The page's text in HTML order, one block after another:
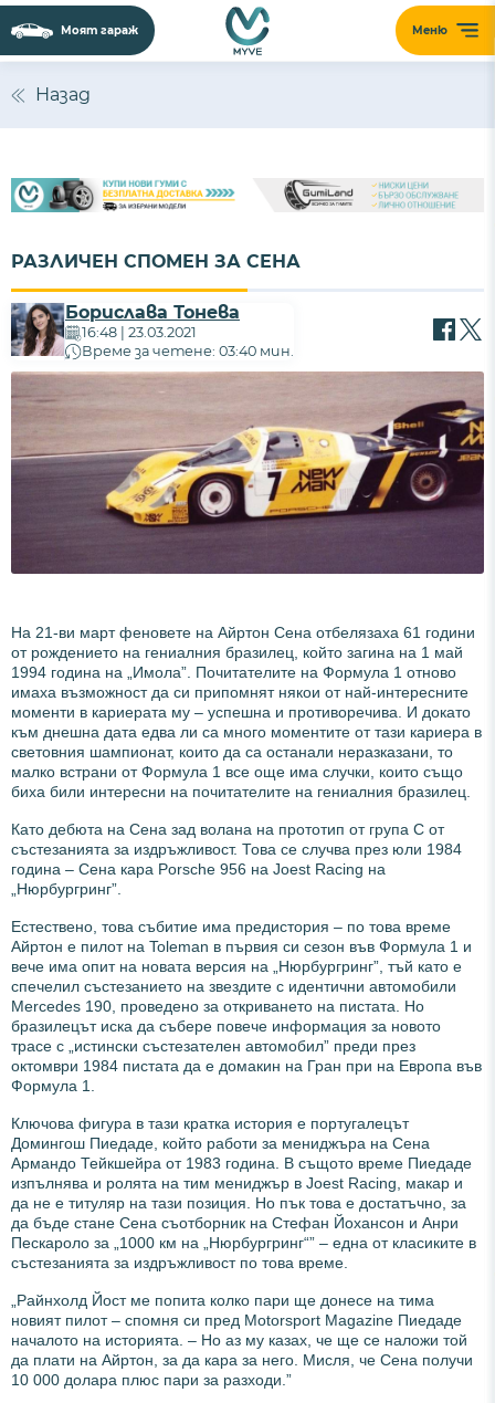
Меню
Моят гараж
Назад
РАЗЛИЧЕН СПОМЕН ЗА СЕНА
Борислава Тонева
16:48 | 23.03.2021
Време за четене: 03:40 мин.
На 21-ви март феновете на Айртон Сена отбелязаха 61 години
от рождението на гениалния бразилец, който загина на 1 май
1994 година на „Имола”. Почитателите на Формула 1 отново
имаха възможност да си припомнят някои от най-интересните
моменти в кариерата му – успешна и противоречива. И докато
към днешна дата едва ли са много моментите от тази кариера в
световния шампионат, които да са останали неразказани, то
малко встрани от Формула 1 все още има случки, които също
биха били интересни на почитателите на гениалния бразилец.
Като дебюта на Сена зад волана на прототип от група С от
състезанията за издръжливост. Това се случва през юли 1984
година – Сена кара Porsche 956 на Joest Racing на
„Нюрбургринг”.
Естествено, това събитие има предистория – по това време
Айртон е пилот на Toleman в първия си сезон във Формула 1 и
вече има опит на новата версия на „Нюрбургринг”, тъй като е
спечелил състезанието на звездите с идентични автомобили
Mercedes 190, проведено за откриването на пистата. Но
бразилецът иска да събере повече информация за новото
трасе с „истински състезателен автомобил” преди през
октомври 1984 пистата да е домакин на Гран при на Европа във
Формула 1.
Ключова фигура в тази кратка история е португалецът
Домингош Пиедаде, който работи за мениджъра на Сена
Армандо Тейкшейра от 1983 година. В същото време Пиедаде
изпълнява и ролята на тим мениджър в Joest Racing, макар и
да не е титуляр на тази позиция. Но пък това е достатъчно, за
да бъде стане Сена съотборник на Стефан Йохансон и Анри
Пескароло за „1000 км на „Нюрбургринг“” – една от класиките в
състезанията за издръжливост по това време.
„Райнхолд Йост ме попита колко пари ще донесе на тима
новият пилот – спомня си пред Motorsport Magazine Пиедаде
началото на историята. – Но аз му казах, че ще се наложи той
да плати на Айртон, за да кара за него. Мисля, че Сена получи
10 000 долара плюс пари за разходи.”